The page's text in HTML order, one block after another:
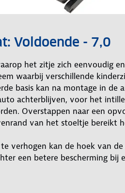
Voldoende - 7,0
het zitje zich eenvoudig
waarbij verschillende
basis kan na montage in
achterblijven, voor het
Overstappen naar een
van het stoeltje bereikt
verhogen kan de hoek van
een betere bescherming bij